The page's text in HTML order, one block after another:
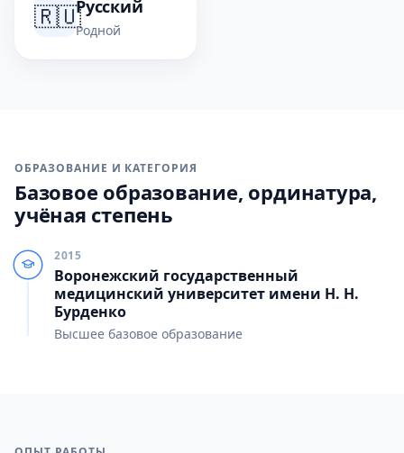
🇷🇺Русский
Родной
ОБРАЗОВАНИЕ И КАТЕГОРИЯ
Базовое образование, ординатура,
учёная степень
2015
Воронежский государственный
медицинский университет имени Н. Н.
Бурденко
Высшее базовое образование